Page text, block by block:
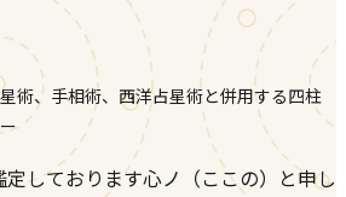
術、手相術、西洋占星術と併用する四柱
しております心ノ（ここの）と申し